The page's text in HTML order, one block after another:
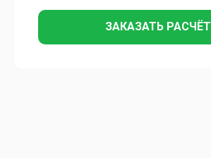
ЗАКАЗАТЬ РАСЧЁТ